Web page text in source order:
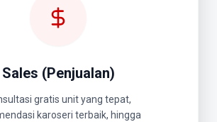
Sales (Penjualan)
gratis unit yang tepat,
karoseri terbaik, hingga